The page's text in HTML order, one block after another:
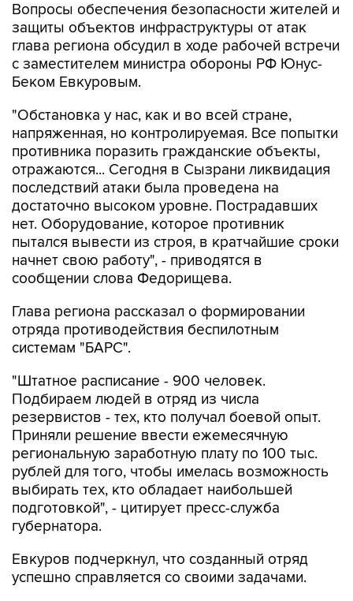
Вопросы обеспечения безопасности жителей и
защиты объектов инфраструктуры от атак
глава региона обсудил в ходе рабочей встречи
с заместителем министра обороны РФ Юнус-
Беком Евкуровым.
"Обстановка у нас, как и во всей стране,
напряженная, но контролируемая. Все попытки
противника поразить гражданские объекты,
отражаются... Сегодня в Сызрани ликвидация
последствий атаки была проведена на
достаточно высоком уровне. Пострадавших
нет. Оборудование, которое противник
пытался вывести из строя, в кратчайшие сроки
начнет свою работу", - приводятся в
сообщении слова Федорищева.
Глава региона рассказал о формировании
отряда противодействия беспилотным
системам "БАРС".
"Штатное расписание - 900 человек.
Подбираем людей в отряд из числа
резервистов - тех, кто получал боевой опыт.
Приняли решение ввести ежемесячную
региональную заработную плату по 100 тыс.
рублей для того, чтобы имелась возможность
выбирать тех, кто обладает наибольшей
подготовкой", - цитирует пресс-служба
губернатора.
Евкуров подчеркнул, что созданный отряд
успешно справляется со своими задачами.